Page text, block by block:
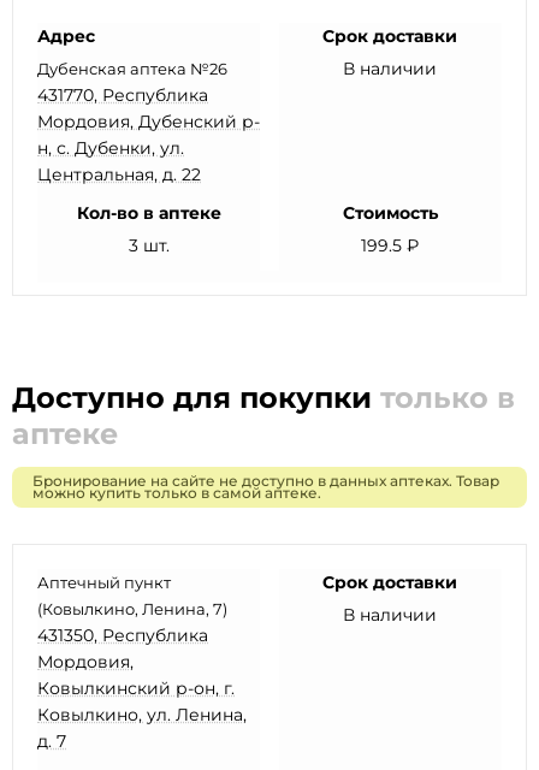
Адрес
Дубенская аптека №26
431770, Республика
Мордовия, Дубенский р-
н, с. Дубенки, ул.
Центральная, д. 22
Срок доставки
В наличии
Кол-во в аптеке
3 шт.
Стоимость
199.5 ₽
Доступно для покупки только в
аптеке
Бронирование на сайте не доступно в данных аптеках. Товар
можно купить только в самой аптеке.
Аптечный пункт
(Ковылкино, Ленина, 7)
431350, Республика
Мордовия,
Ковылкинский р-он, г.
Ковылкино, ул. Ленина,
д. 7
Срок доставки
В наличии